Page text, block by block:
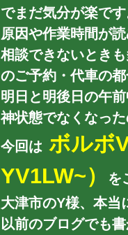
でまだ気分が楽で
原因や作業時間が
相談できないとき
のご予約・代車の
明日と明後日の午
神状態でなくなっ
今回は ボルボ
YV1LW~）
を
大津市のY様、本当
以前のブログでも